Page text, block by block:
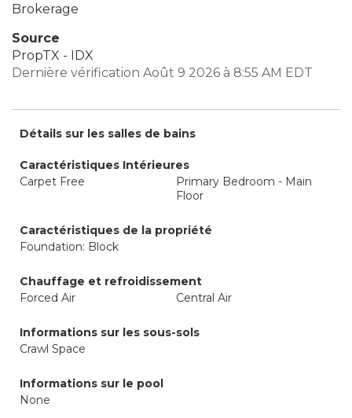
Brokerage
Source
PropTX - IDX
Dernière vérification Août 9 2026 à 8:55 AM EDT
Détails sur les salles de bains
Caractéristiques Intérieures
Carpet Free
Primary Bedroom - Main
Floor
Caractéristiques de la propriété
Foundation: Block
Chauffage et refroidissement
Forced Air
Central Air
Informations sur les sous-sols
Crawl Space
Informations sur le pool
None